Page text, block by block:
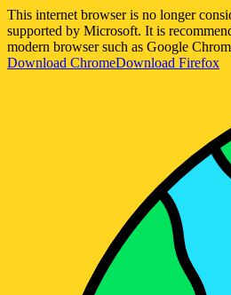
This internet browser is no longer
supported by Microsoft. It is
modern browser such as Google
Download ChromeDownload Firefox